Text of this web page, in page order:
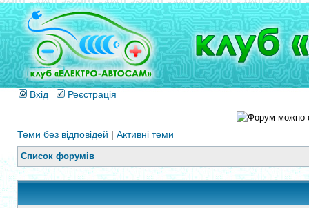
Вхід Реєстрація
Теми без відповідей | Активні теми
Список форумів